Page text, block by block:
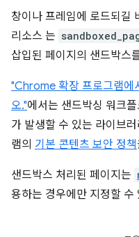
창이나 프레임에 로드되길
리소스 는
삽입된 페이지의 샌드박스
"Chrome 확장 프로그램에
오."에서는 샌드박싱 워크
가 발생할 수 있는 라이브
램의 기본 콘텐츠 보안 정책
샌드박스 처리된 페이지는
용하는 경우에만 지정할 수